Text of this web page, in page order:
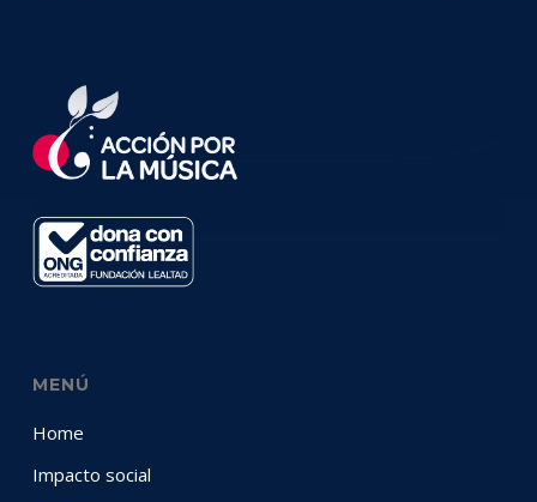
MENÚ
Home
Impacto social